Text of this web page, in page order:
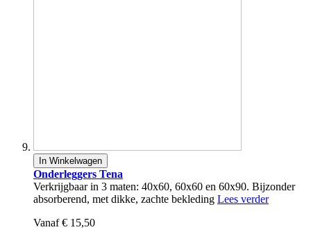
In Winkelwagen
Onderleggers Tena
Verkrijgbaar in 3 maten: 40x60, 60x60 en 60x90. Bijzonder
absorberend, met dikke, zachte bekleding Lees verder
Vanaf € 15,50